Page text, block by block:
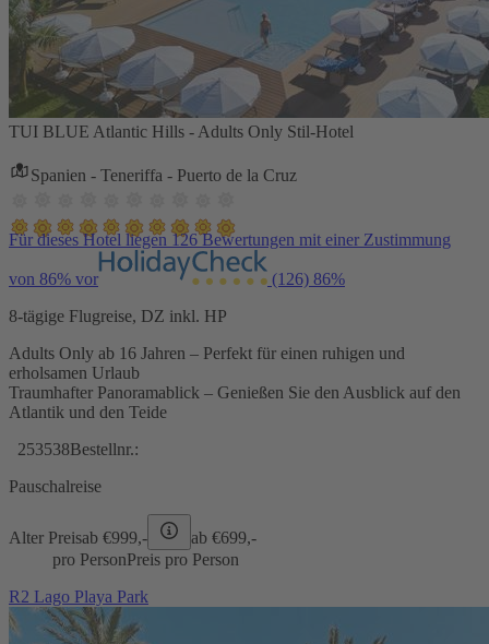
TUI BLUE Atlantic Hills - Adults Only Stil-Hotel
Spanien - Teneriffa - Puerto de la Cruz
Für dieses Hotel liegen 126 Bewertungen mit einer Zustimmung
von 86% vor (126) 86%
8-tägige Flugreise, DZ inkl. HP
Adults Only ab 16 Jahren – Perfekt für einen ruhigen und
erholsamen Urlaub
Traumhafter Panoramablick – Genießen Sie den Ausblick auf den
Atlantik und den Teide
253538Bestellnr.:
Pauschalreise
Alter Preisab €999,- ab €699,-
pro PersonPreis pro Person
R2 Lago Playa Park